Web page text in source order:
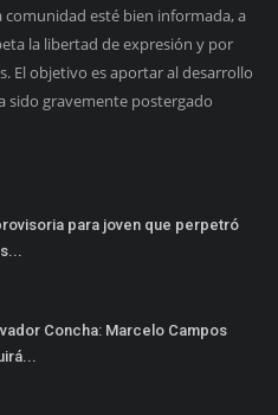
esté bien informada, a
la libertad de expresión y por
El objetivo es aportar al desarrollo
sido gravemente postergado
para joven que perpetró
Concha: Marcelo Campos